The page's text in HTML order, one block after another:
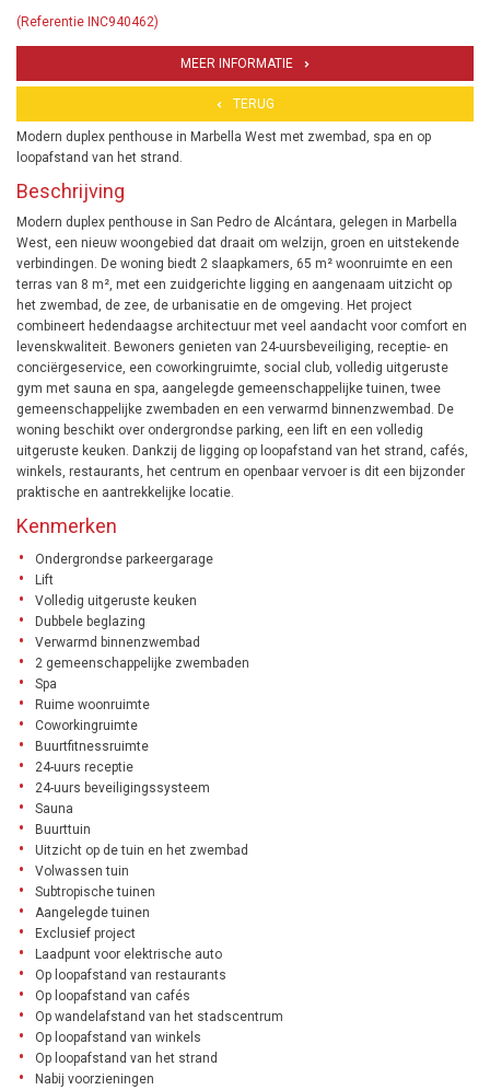
(Referentie INC940462)
MEER INFORMATIE
TERUG
Modern duplex penthouse in Marbella West met zwembad, spa en op
loopafstand van het strand.
Beschrijving
Modern duplex penthouse in San Pedro de Alcántara, gelegen in Marbella
West, een nieuw woongebied dat draait om welzijn, groen en uitstekende
verbindingen. De woning biedt 2 slaapkamers, 65 m² woonruimte en een
terras van 8 m², met een zuidgerichte ligging en aangenaam uitzicht op
het zwembad, de zee, de urbanisatie en de omgeving. Het project
combineert hedendaagse architectuur met veel aandacht voor comfort en
levenskwaliteit. Bewoners genieten van 24-uursbeveiliging, receptie- en
conciërgeservice, een coworkingruimte, social club, volledig uitgeruste
gym met sauna en spa, aangelegde gemeenschappelijke tuinen, twee
gemeenschappelijke zwembaden en een verwarmd binnenzwembad. De
woning beschikt over ondergrondse parking, een lift en een volledig
uitgeruste keuken. Dankzij de ligging op loopafstand van het strand, cafés,
winkels, restaurants, het centrum en openbaar vervoer is dit een bijzonder
praktische en aantrekkelijke locatie.
Kenmerken
Ondergrondse parkeergarage
Lift
Volledig uitgeruste keuken
Dubbele beglazing
Verwarmd binnenzwembad
2 gemeenschappelijke zwembaden
Spa
Ruime woonruimte
Coworkingruimte
Buurtfitnessruimte
24-uurs receptie
24-uurs beveiligingssysteem
Sauna
Buurttuin
Uitzicht op de tuin en het zwembad
Volwassen tuin
Subtropische tuinen
Aangelegde tuinen
Exclusief project
Laadpunt voor elektrische auto
Op loopafstand van restaurants
Op loopafstand van cafés
Op wandelafstand van het stadscentrum
Op loopafstand van winkels
Op loopafstand van het strand
Nabij voorzieningen